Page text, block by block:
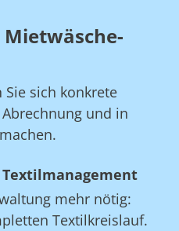
sich konkrete
und in
mehr nötig:
Textilkreislauf.